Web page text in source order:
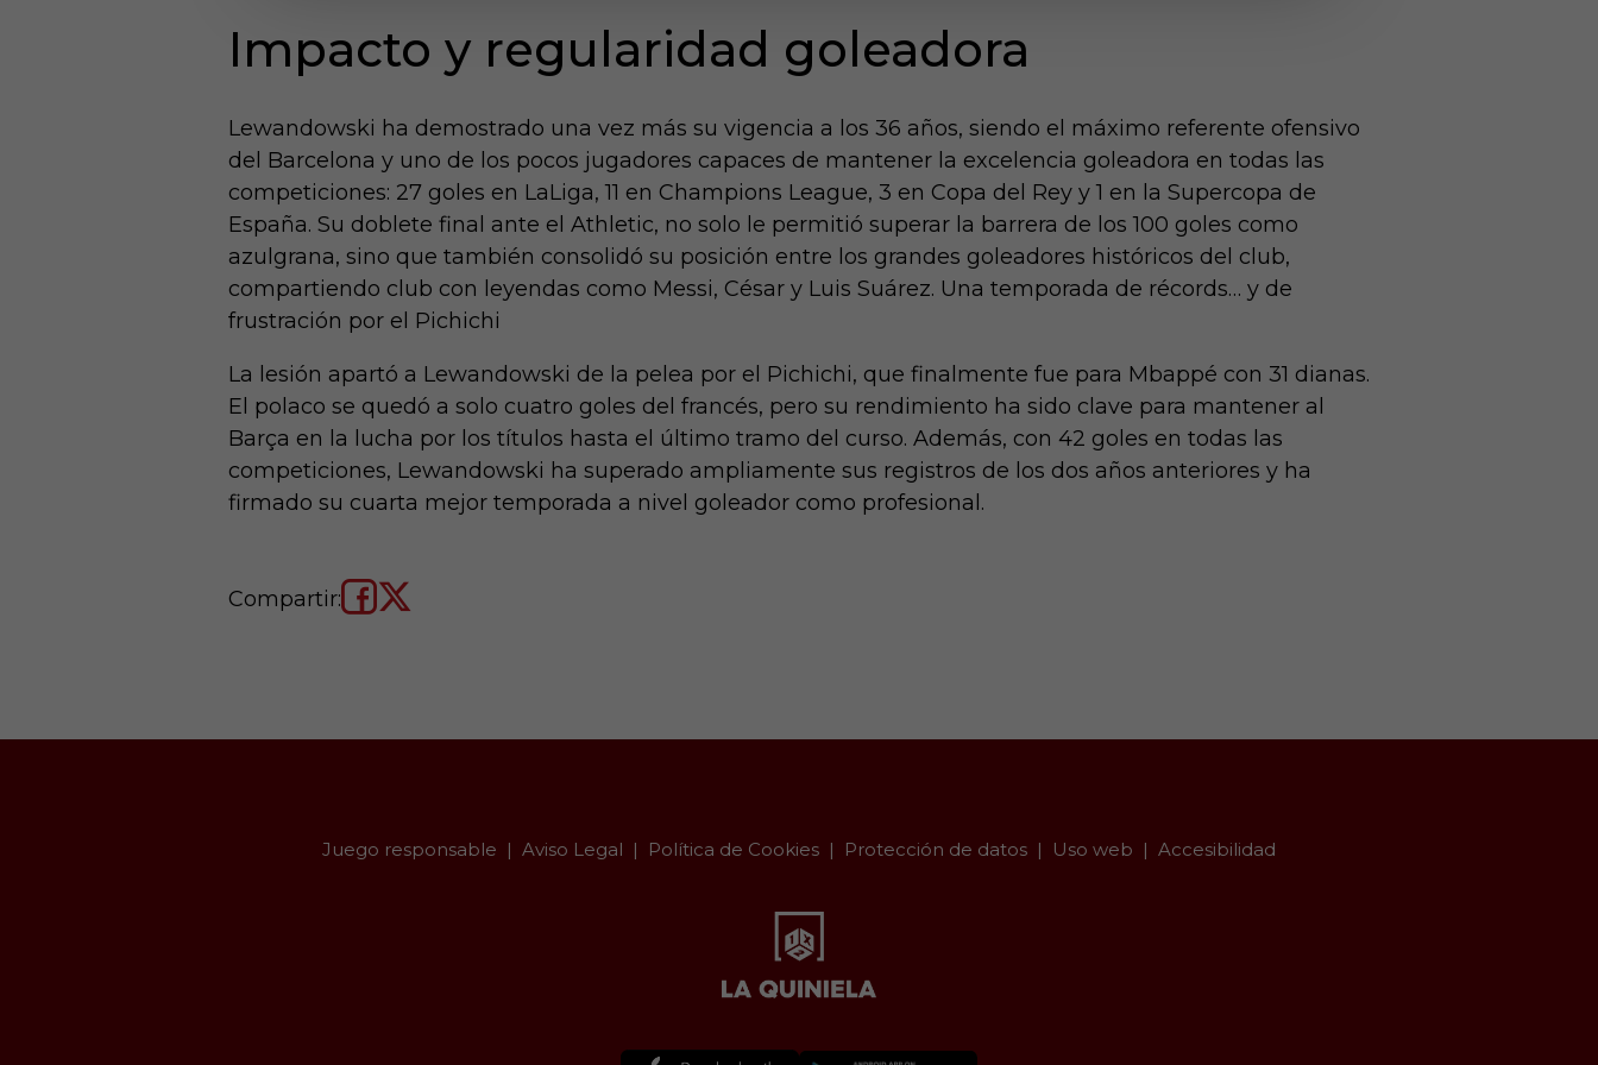
Impacto y regularidad goleadora
Lewandowski ha demostrado una vez más su vigencia a los 36 años, siendo el máximo referente ofensivo
del Barcelona y uno de los pocos jugadores capaces de mantener la excelencia goleadora en todas las
competiciones: 27 goles en LaLiga, 11 en Champions League, 3 en Copa del Rey y 1 en la Supercopa de
España. Su doblete final ante el Athletic, no solo le permitió superar la barrera de los 100 goles como
azulgrana, sino que también consolidó su posición entre los grandes goleadores históricos del club,
compartiendo club con leyendas como Messi, César y Luis Suárez. Una temporada de récords… y de
frustración por el Pichichi
La lesión apartó a Lewandowski de la pelea por el Pichichi, que finalmente fue para Mbappé con 31 dianas.
El polaco se quedó a solo cuatro goles del francés, pero su rendimiento ha sido clave para mantener al
Barça en la lucha por los títulos hasta el último tramo del curso. Además, con 42 goles en todas las
competiciones, Lewandowski ha superado ampliamente sus registros de los dos años anteriores y ha
firmado su cuarta mejor temporada a nivel goleador como profesional.
Compartir:
Juego responsable Aviso Legal Política de Cookies Protección de datos Uso web Accesibilidad